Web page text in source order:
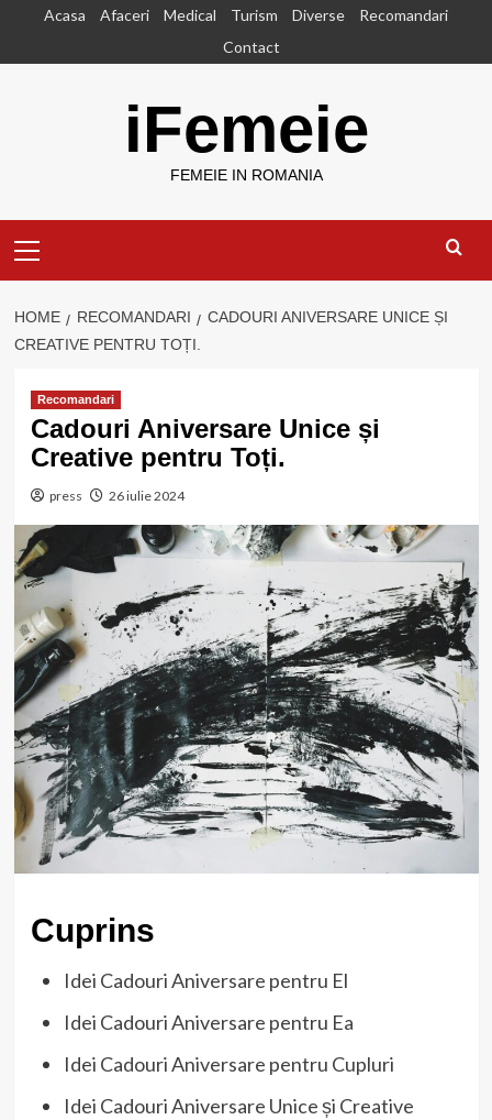
content
Acasa Afaceri Medical Turism Diverse
Recomandari
Contact
iFemeie
FEMEIE IN ROMANIA
Menu
HOME RECOMANDARI
CADOURI ANIVERSARE UNICE ȘI
CREATIVE PENTRU TOȚI.
Recomandari
Cadouri Aniversare Unice și
Creative pentru Toți.
press 26 iulie 2024
Cuprins
Idei Cadouri Aniversare pentru El
Idei Cadouri Aniversare pentru Ea
Idei Cadouri Aniversare pentru Cupluri
Idei Cadouri Aniversare Unice și Creative